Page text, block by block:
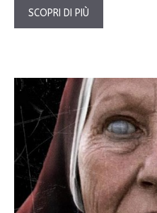
SCOPRI DI PIÙ